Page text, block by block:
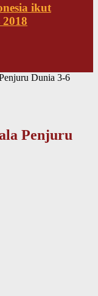
ikut
2018
Dunia 3-6
Penjuru